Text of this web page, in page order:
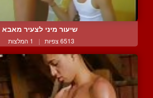
שיעור מיני לצעיר מאבא
6513 צפיות | 1 המלצות